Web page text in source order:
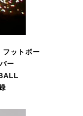
ットボー
バー